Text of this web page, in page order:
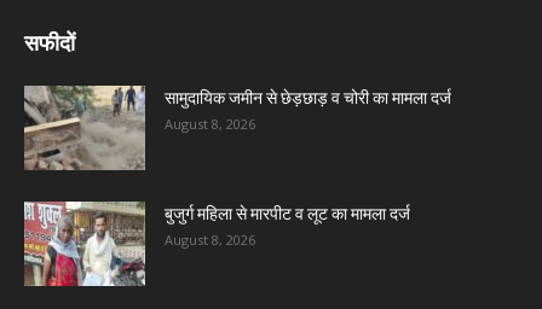
सफीदों
सामुदायिक जमीन से छेड़छाड़ व चोरी का मामला दर्ज
August 8, 2026
बुजुर्ग महिला से मारपीट व लूट का मामला दर्ज
August 8, 2026